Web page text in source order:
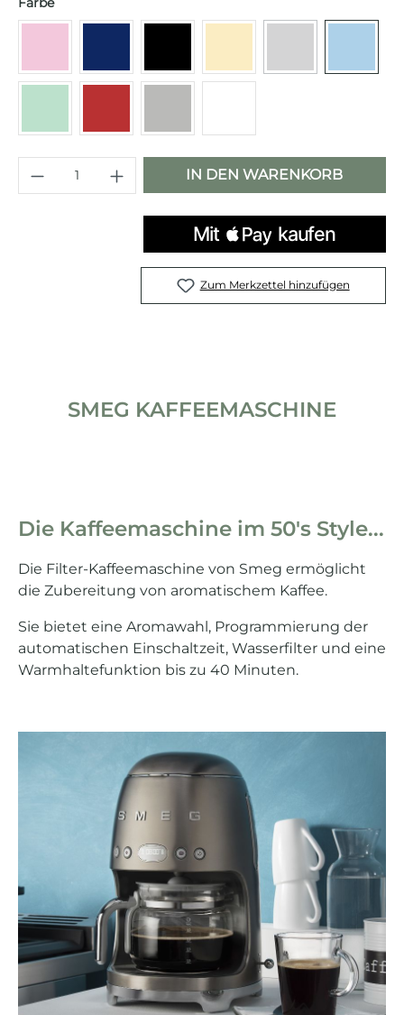
Produkt Anzahl: Gib den
IN DEN WARENKORB
Zum Merkzettel hinzufügen
SMEG KAFFEEMASCHINE
Die Kaffeemaschine im 50's Style...
Die Filter-Kaffeemaschine von Smeg ermöglicht
die Zubereitung von aromatischem Kaffee.
Sie bietet eine Aromawahl, Programmierung der
automatischen Einschaltzeit, Wasserfilter und eine
Warmhaltefunktion bis zu 40 Minuten.